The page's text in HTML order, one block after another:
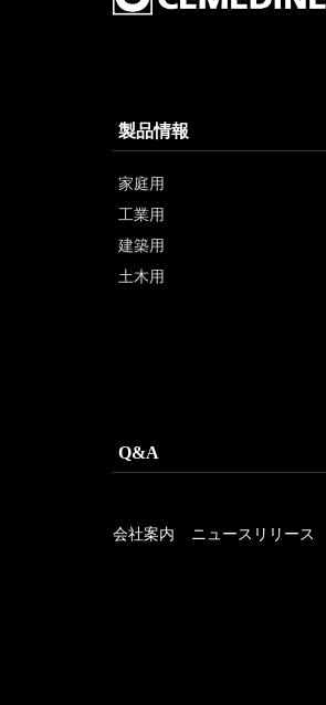
製品情報
家庭用
工業用
建築用
土木用
Q&A
会社案内 ニュースリリース